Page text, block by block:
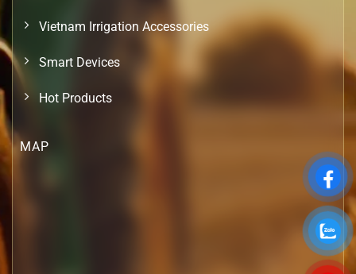
Vietnam Irrigation Accessories
Smart Devices
Hot Products
MAP